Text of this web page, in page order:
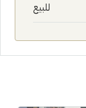
للبيع